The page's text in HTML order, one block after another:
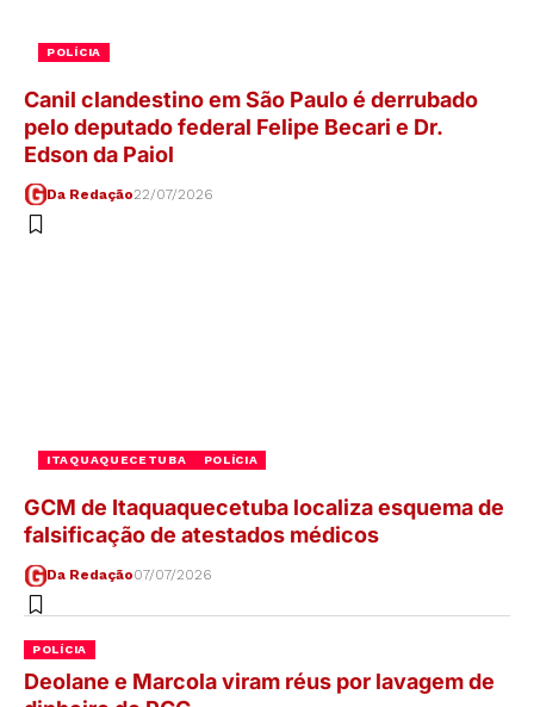
POLÍCIA
Canil clandestino em São Paulo é derrubado
pelo deputado federal Felipe Becari e Dr.
Edson da Paiol
Da Redação22/07/2026
ITAQUAQUECETUBA POLÍCIA
GCM de Itaquaquecetuba localiza esquema de
falsificação de atestados médicos
Da Redação07/07/2026
POLÍCIA
Deolane e Marcola viram réus por lavagem de